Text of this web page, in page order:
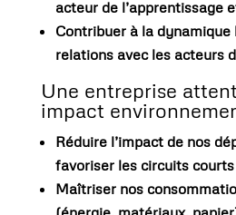
acteur de l’apprentissage
Contribuer à la dynamique
relations avec les acteurs
Une entreprise
impact
Réduire l’impact de nos
favoriser les circuits courts
Maîtriser nos